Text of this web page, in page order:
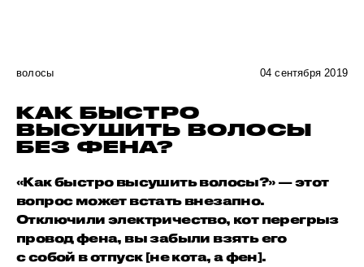
волосы 04 сентября 2019
КАК БЫСТРО
ВЫСУШИТЬ ВОЛОСЫ
БЕЗ ФЕНА?
«Как быстро высушить волосы?» — этот
вопрос может встать внезапно.
Отключили электричество, кот перегрыз
провод фена, вы забыли взять его
с собой в отпуск [не кота, а фен].